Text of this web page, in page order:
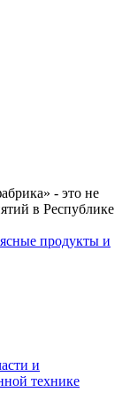
- это не
в Республике
продукты и
и
технике